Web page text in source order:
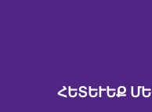
ՀԵՏԵՒԵՔ ՄԵԶ